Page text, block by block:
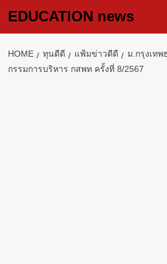
EDUCATION news
HOME ทุนดีดี แฟ้มข่าวดีดี
ม.กรุงเท
กรรมการบริหาร กสพท ครั้งที่ 8/2567